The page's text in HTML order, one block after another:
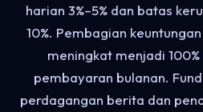
harian 3%–5% dan batas
10%. Pembagian
meningkat menjadi
pembayaran bulanan.
perdagangan berita dan